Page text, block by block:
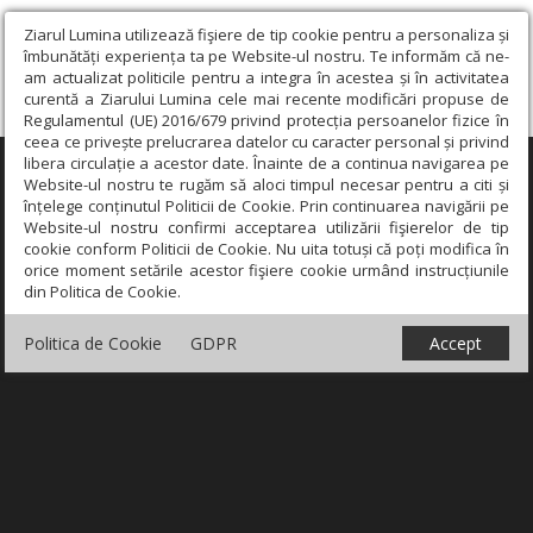
Ziarul Lumina utilizează fişiere de tip cookie pentru a personaliza și
îmbunătăți experiența ta pe Website-ul nostru. Te informăm că ne-
am actualizat politicile pentru a integra în acestea și în activitatea
curentă a Ziarului Lumina cele mai recente modificări propuse de
Regulamentul (UE) 2016/679 privind protecția persoanelor fizice în
ceea ce privește prelucrarea datelor cu caracter personal și privind
libera circulație a acestor date. Înainte de a continua navigarea pe
Website-ul nostru te rugăm să aloci timpul necesar pentru a citi și
înțelege conținutul Politicii de Cookie. Prin continuarea navigării pe
Website-ul nostru confirmi acceptarea utilizării fişierelor de tip
cookie conform Politicii de Cookie. Nu uita totuși că poți modifica în
orice moment setările acestor fişiere cookie urmând instrucțiunile
din Politica de Cookie.
Politica de Cookie GDPR Accept
×